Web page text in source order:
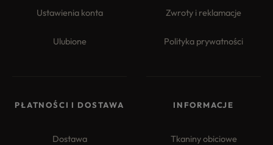
Ustawienia konta
Ulubione
Zwroty i reklamacje
Polityka prywatności
PŁATNOŚCI I DOSTAWA
Dostawa
INFORMACJE
Tkaniny obiciowe